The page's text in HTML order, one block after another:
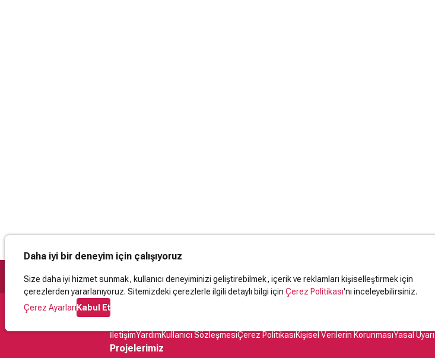
Daha iyi bir deneyim için çalışıyoruz
Size daha iyi hizmet sunmak, kullanıcı deneyiminizi geliştirebilmek, içerik ve reklamları kişiselleştirmek için
çerezlerden yararlanıyoruz. Sitemizdeki çerezlerle ilgili detaylı bilgi için Çerez Politikası'nı inceleyebilirsiniz.
Çerez AyarlarıKabul Et
Destek
İletişimYardımKullanıcı SözleşmesiÇerez PolitikasıKişisel Verilerin KorunmasıYasal Uyarı
Projelerimiz